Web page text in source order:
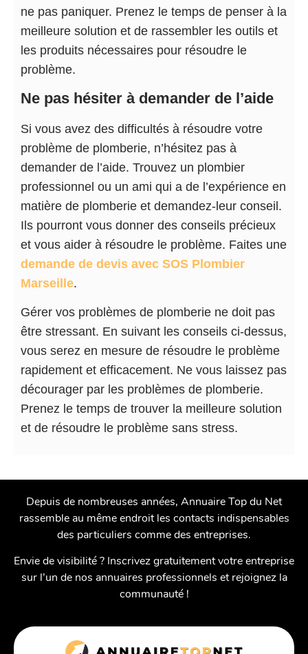
ne pas paniquer. Prenez le temps de penser à la
meilleure solution et de rassembler les outils et
les produits nécessaires pour résoudre le
problème.
Ne pas hésiter à demander de l’aide
Si vous avez des difficultés à résoudre votre
problème de plomberie, n’hésitez pas à
demander de l’aide. Trouvez un plombier
professionnel ou un ami qui a de l’expérience en
matière de plomberie et demandez-leur conseil.
Ils pourront vous donner des conseils précieux
et vous aider à résoudre le problème. Faites une
demande de devis avec SOS Plombier
Marseille.
Gérer vos problèmes de plomberie ne doit pas
être stressant. En suivant les conseils ci-dessus,
vous serez en mesure de résoudre le problème
rapidement et efficacement. Ne vous laissez pas
décourager par les problèmes de plomberie.
Prenez le temps de trouver la meilleure solution
et de résoudre le problème sans stress.
Depuis de nombreuses années, Annuaire Top du Net
rassemble au même endroit les contacts indispensables
des particuliers comme des entreprises.
Envie de visibilité ? Inscrivez gratuitement votre entreprise
sur l’un de nos annuaires professionnels et rejoignez la
communauté !